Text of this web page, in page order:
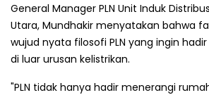
General Manager PLN Unit Induk
Utara, Mundhakir menyatakan bahwa
wujud nyata filosofi PLN yang ingin
di luar urusan kelistrikan.
"PLN tidak hanya hadir menerangi